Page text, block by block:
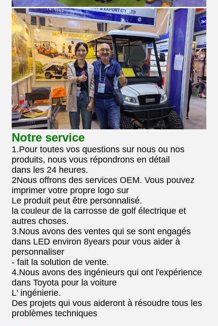
Notre service
1.Pour toutes vos questions sur nous ou nos
produits, nous vous répondrons en détail
dans les 24 heures.
2Nous offrons des services OEM. Vous pouvez
imprimer votre propre logo sur
Le produit peut être personnalisé.
la couleur de la carrosse de golf électrique et
autres choses.
3.Nous avons des ventes qui se sont engagés
dans LED environ 8years pour vous aider à
personnaliser
- fait la solution de vente.
4.Nous avons des ingénieurs qui ont l'expérience
dans Toyota pour la voiture
L' ingénierie.
Des projets qui vous aideront à résoudre tous les
problèmes techniques